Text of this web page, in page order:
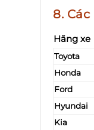
8.
Hãng xe
Toyota
Honda
Ford
Hyundai
Kia